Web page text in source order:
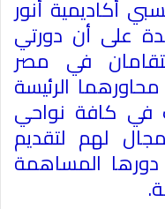
أكاديمية أنور
على أن دورتي
ستقامان في مصر
الرئيسة
في كافة نواحي
لهم لتقديم
دورها المساهمة
.